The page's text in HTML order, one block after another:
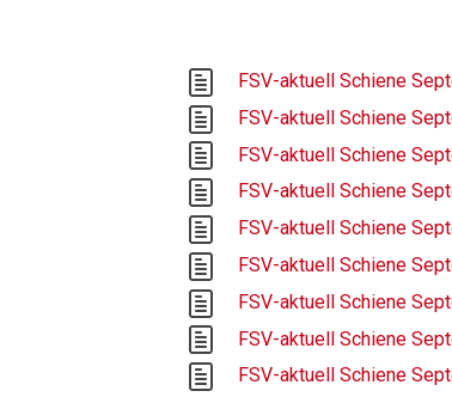
FSV-aktuell Schiene
FSV-aktuell Schiene
FSV-aktuell Schiene
FSV-aktuell Schiene
FSV-aktuell Schiene
FSV-aktuell Schiene
FSV-aktuell Schiene
FSV-aktuell Schiene
FSV-aktuell Schiene